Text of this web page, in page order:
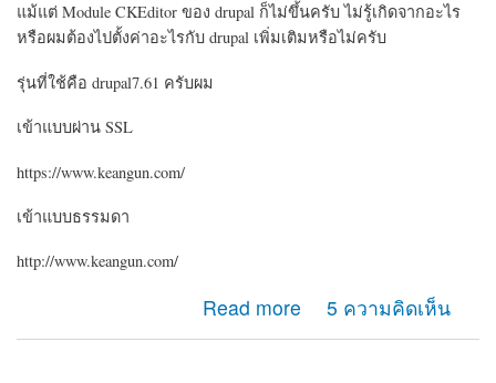
แม้แต่ Module CKEditor ของ drupal ก็ไม่ขึ้นครับ ไม่รู้เกิดจากอะไร
หรือผมต้องไปตั้งค่าอะไรกับ drupal เพิ่มเติมหรือไม่ครับ
รุ่นที่ใช้คือ drupal7.61 ครับผม
เข้าแบบผ่าน SSL
https://www.keangun.com/
เข้าแบบธรรมดา
http://www.keangun.com/
Read more
about ขอคำแนะนำครับ ระหว่างเข้าเว็บด้วย http กับ https
ทำไมเมนูต่างกันครับ
5 ความคิดเห็น